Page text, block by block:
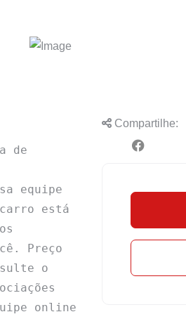
de
equipe
está
Preço
o
online
Compartilhe: